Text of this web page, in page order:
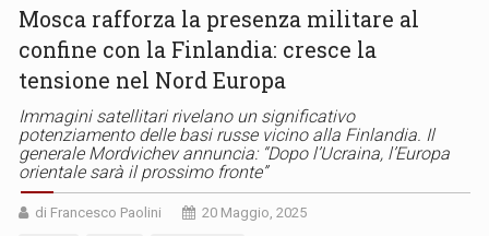
Mosca rafforza la presenza militare al
confine con la Finlandia: cresce la
tensione nel Nord Europa
Immagini satellitari rivelano un significativo
potenziamento delle basi russe vicino alla Finlandia. Il
generale Mordvichev annuncia: “Dopo l’Ucraina, l’Europa
orientale sarà il prossimo fronte”
di Francesco Paolini 20 Maggio, 2025